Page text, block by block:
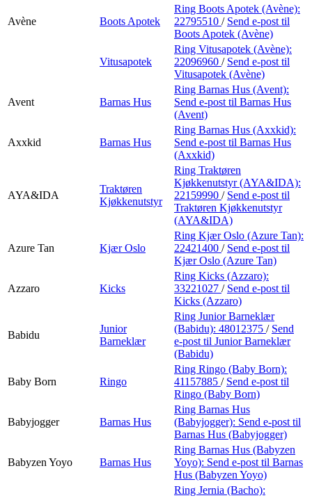
Avène Boots Apotek
Ring Boots Apotek (Avène):
22795510 / Send e-post til
Boots Apotek (Avène)
Vitusapotek
Ring Vitusapotek (Avène):
22096960 / Send e-post til
Vitusapotek (Avène)
Avent Barnas Hus
Ring Barnas Hus (Avent):
Send e-post til Barnas Hus
(Avent)
Axxkid Barnas Hus
Ring Barnas Hus (Axxkid):
Send e-post til Barnas Hus
(Axxkid)
AYA&IDA
Traktøren
Kjøkkenutstyr
Ring Traktøren
Kjøkkenutstyr (AYA&IDA):
22159990 / Send e-post til
Traktøren Kjøkkenutstyr
(AYA&IDA)
Azure Tan Kjær Oslo
Ring Kjær Oslo (Azure Tan):
22421400 / Send e-post til
Kjær Oslo (Azure Tan)
Azzaro Kicks
Ring Kicks (Azzaro):
33221027 / Send e-post til
Kicks (Azzaro)
Babidu
Junior
Barneklær
Ring Junior Barneklær
(Babidu): 48012375 / Send
e-post til Junior Barneklær
(Babidu)
Baby Born Ringo
Ring Ringo (Baby Born):
41157885 / Send e-post til
Ringo (Baby Born)
Babyjogger Barnas Hus
Ring Barnas Hus
(Babyjogger): Send e-post til
Barnas Hus (Babyjogger)
Babyzen Yoyo Barnas Hus
Ring Barnas Hus (Babyzen
Yoyo): Send e-post til Barnas
Hus (Babyzen Yoyo)
Ring Jernia (Bacho):